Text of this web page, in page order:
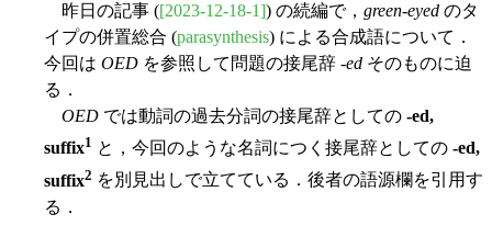
昨日の記事 ([2023-12-18-1]) の続編で， green-eyed のタ
イプの併置総合 (parasynthesis) による合成語について．
今回は OED を参照して問題の接尾辞 -ed そのものに迫
る．
OED では動詞の過去分詞の接尾辞としての -ed,
suffix1 と，今回のような名詞につく接尾辞としての -ed,
suffix2 を別見出しで立てている．後者の語源欄を引用す
る．